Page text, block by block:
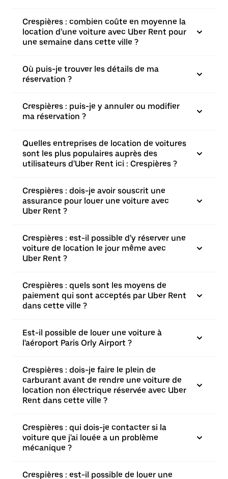
Crespières : combien coûte en moyenne la
location d'une voiture avec Uber Rent pour
une semaine dans cette ville ?
Où puis-je trouver les détails de ma
réservation ?
Crespières : puis-je y annuler ou modifier
ma réservation ?
Quelles entreprises de location de voitures
sont les plus populaires auprès des
utilisateurs d'Uber Rent ici : Crespières ?
Crespières : dois-je avoir souscrit une
assurance pour louer une voiture avec
Uber Rent ?
Crespières : est-il possible d'y réserver une
voiture de location le jour même avec
Uber Rent ?
Crespières : quels sont les moyens de
paiement qui sont acceptés par Uber Rent
dans cette ville ?
Est-il possible de louer une voiture à
l'aéroport Paris Orly Airport ?
Crespières : dois-je faire le plein de
carburant avant de rendre une voiture de
location non électrique réservée avec Uber
Rent dans cette ville ?
Crespières : qui dois-je contacter si la
voiture que j'ai louée a un problème
mécanique ?
Crespières : est-il possible de louer une